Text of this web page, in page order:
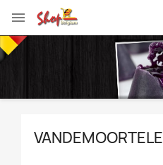

VANDEMOORTELE